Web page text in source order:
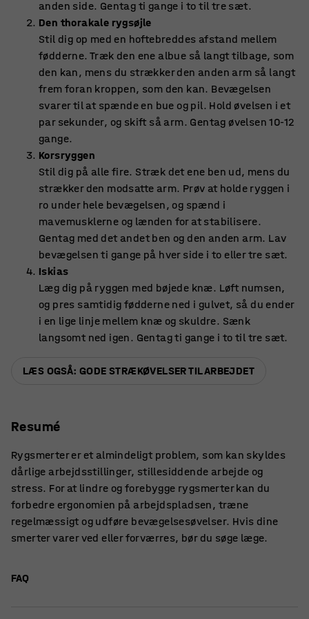
anden side. Gentag ti gange i to til tre sæt.
Den thorakale rygsøjle
Stil dig op med en hoftebreddes afstand mellem
fødderne. Træk den ene albue så langt tilbage, som
den kan, mens du strækker den anden arm så langt
frem foran kroppen, som den kan. Bevægelsen
svarer til at spænde en bue og pil. Hold øvelsen i et
par sekunder, og skift så arm. Gentag øvelsen 10-12
gange.
Korsryggen
Stil dig på alle fire. Stræk det ene ben ud, mens du
strækker den modsatte arm. Prøv at holde ryggen i
ro under hele bevægelsen, og spænd i
mavemusklerne og lænden for at stabilisere.
Gentag med det andet ben og den anden arm. Lav
bevægelsen ti gange på hver side i to eller tre sæt.
Iskias
Læg dig på ryggen med bøjede knæ. Løft numsen,
og pres samtidig fødderne ned i gulvet, så du ender
i en lige linje mellem knæ og skuldre. Sænk
langsomt ned igen. Gentag ti gange i to til tre sæt.
LÆS OGSÅ: GODE STRÆKØVELSER TIL ARBEJDET
Resumé
Rygsmerter er et almindeligt problem, som kan skyldes
dårlige arbejdsstillinger, stillesiddende arbejde og
stress. For at lindre og forebygge rygsmerter kan du
forbedre ergonomien på arbejdspladsen, træne
regelmæssigt og udføre bevægelsesøvelser. Hvis dine
smerter varer ved eller forværres, bør du søge læge.
FAQ